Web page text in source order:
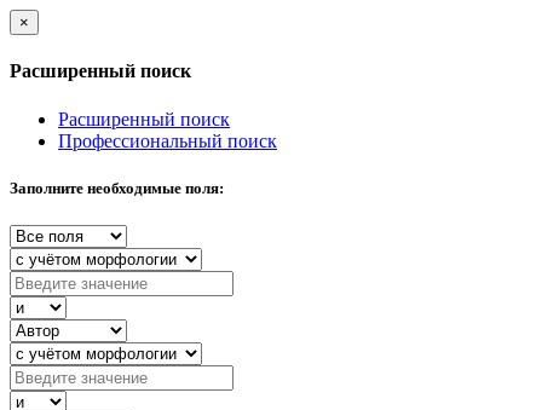
×
Расширенный поиск
Расширенный поиск
Профессиональный поиск
Заполните необходимые поля: